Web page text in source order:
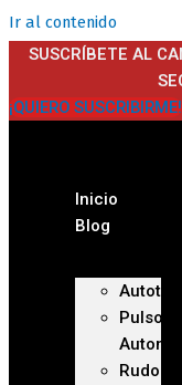
Ir al contenido
SUSCRÍBETE AL
¡QUIERO SUSCRIBIRME!
Inicio
Blog
Autoteca
Pulso
Rudo